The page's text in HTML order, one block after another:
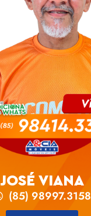
JOSÉ VIANA
(85) 98997.3158